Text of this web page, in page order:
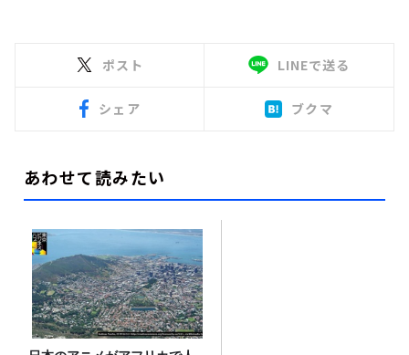
ポスト LINEで送る
シェア ブクマ
あわせて読みたい